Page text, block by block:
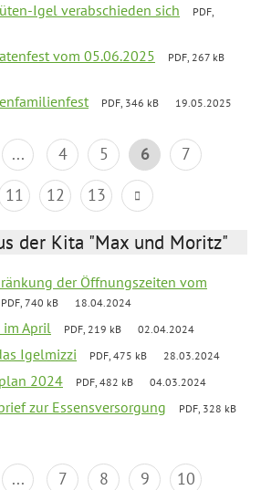
Igel verabschieden sich
PDF,
vom 05.06.2025
PDF, 267 kB
PDF, 346 kB 19.05.2025
... 4 5 6
7
11 12 13
der Kita "Max und Moritz"
der Öffnungszeiten vom
PDF, 740 kB 18.04.2024
im April PDF, 219 kB 02.04.2024
Igelmizzi PDF, 475 kB 28.03.2024
2024 PDF, 482 kB 04.03.2024
zur Essensversorgung
PDF, 328 kB
... 7 8 9
10